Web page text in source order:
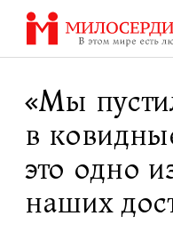
Перейти
содержанию
«Мы
в
это одно
наших